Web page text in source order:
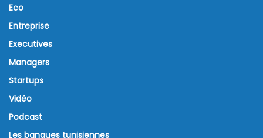
Eco
Entreprise
Executives
Managers
Startups
Vidéo
Podcast
Les banques tunisiennes